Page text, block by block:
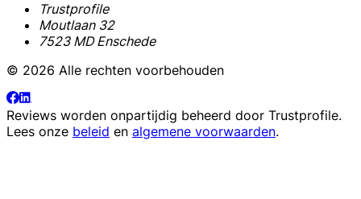
Trustprofile
Moutlaan 32
7523 MD Enschede
© 2026 Alle rechten voorbehouden
Reviews worden onpartijdig beheerd door Trustprofile.
Lees onze beleid en algemene voorwaarden.